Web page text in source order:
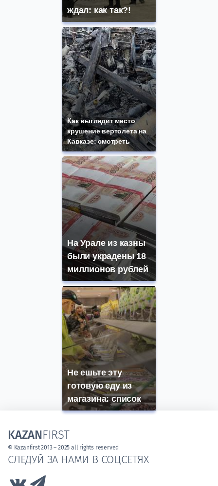
ждал: как так?!
Как выглядит место
крушение вертолета на
Кавказе: смотреть
На Урале из казны
были украдены 18
миллионов рублей
Не ешьте эту
готовую еду из
магазина: список
СЛЕДУЙ ЗА НАМИ В СОЦСЕТЯХ
Link to Vk
KAZANFIRST
© Kazanfirst 2013 – 2025 all rights reserved